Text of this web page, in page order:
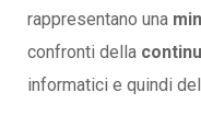
rappresentano una
confronti della
informatici e quindi